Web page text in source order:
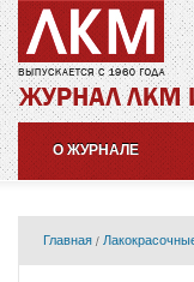
О ЖУРНАЛЕ
Главная